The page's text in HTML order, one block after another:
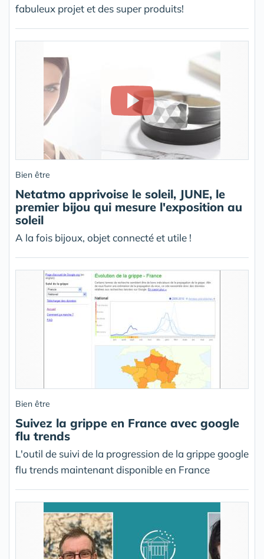
fabuleux projet et des super produits!
Bien être
Netatmo apprivoise le soleil, JUNE, le
premier bijou qui mesure l'exposition au
soleil
A la fois bijoux, objet connecté et utile !
Bien être
Suivez la grippe en France avec google
flu trends
L'outil de suivi de la progression de la grippe google
flu trends maintenant disponible en France